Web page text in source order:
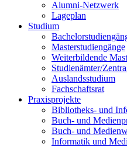
Alumni-Netzwerk
Lageplan
Studium
Masterstudiengänge
Weiterbildende
Studienämter/
Auslandsstudium
Fachschaftsrat
Praxisprojekte
Bibliotheks- und
Buch- und
Buch- und
Informatik und